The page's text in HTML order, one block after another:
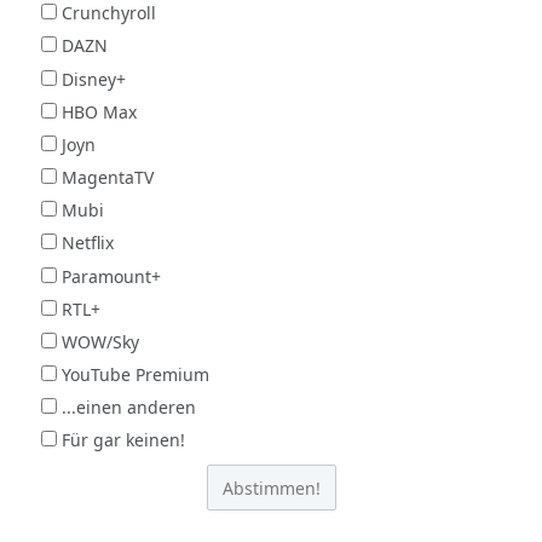
Crunchyroll
DAZN
Disney+
HBO Max
Joyn
MagentaTV
Mubi
Netflix
Paramount+
RTL+
WOW/Sky
YouTube Premium
...einen anderen
Für gar keinen!